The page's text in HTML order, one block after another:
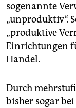
sogenannte
„unproduktiv“.
„produktive
Einrichtungen
Handel.
Durch
bisher sogar